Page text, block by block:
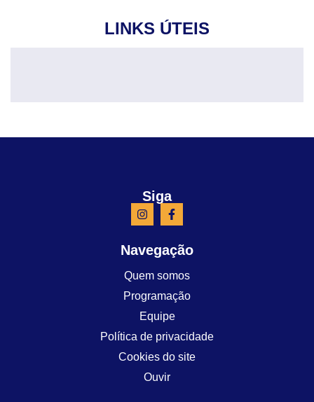
LINKS ÚTEIS
Siga
Navegação
Quem somos
Programação
Equipe
Política de privacidade
Cookies do site
Ouvir